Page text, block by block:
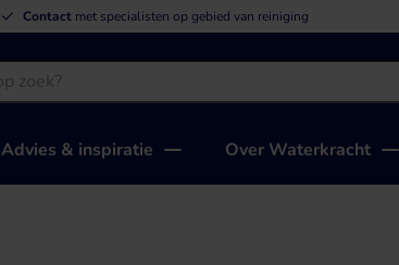
Contactmet specialisten op gebied van reiniging
Advies & inspiratie Over Waterkracht